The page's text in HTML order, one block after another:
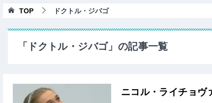
TOP ドクトル・ジバゴ
「ドクトル・ジバゴ」の記事一覧
ニコル・ライチョ